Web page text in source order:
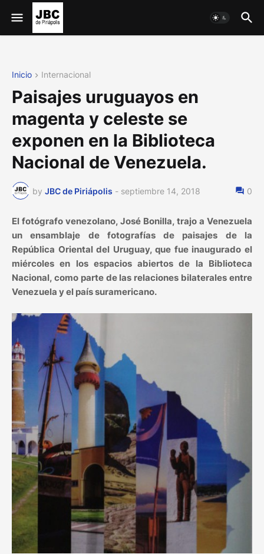
Inicio Internacional
Paisajes uruguayos en
magenta y celeste se
exponen en la Biblioteca
Nacional de Venezuela.
by JBC de Piriápolis - septiembre 14, 2018 0
El fotógrafo venezolano, José Bonilla, trajo a Venezuela
un ensamblaje de fotografías de paisajes de la
República Oriental del Uruguay, que fue inaugurado el
miércoles en los espacios abiertos de la Biblioteca
Nacional, como parte de las relaciones bilaterales entre
Venezuela y el país suramericano.